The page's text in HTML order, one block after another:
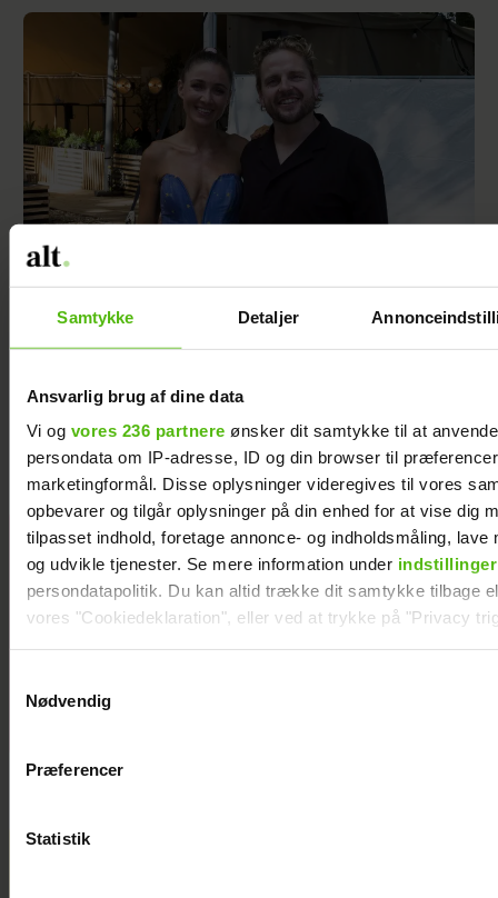
Samtykke Detaljer
Ansvarlig brug af dine data
Vi og vores 236 partnere ønsker dit samtykke til at
persondata om IP-adresse, ID og din browser til
marketingformål. Disse oplysninger videregives til vores
opbevarer og tilgår oplysninger på din enhed for at vise dig
tilpasset indhold, foretage annonce- og indholdsmåling, lave
og udvikle tjenester. Se mere information under indstillinger
persondatapolitik. Du kan altid trække dit samtykke tilbage
vores "Cookiedeklaration", eller ved at trykke på "Privacy
Vi anvender egne cookies og cookies fra tredjeparter til at
generere statistik og huske dine præferencer samt til brug
Nødvendig
Præferencer
Statistik
Kendt dansk influencer er død: Blev kun 27 år
Efter
forlovelsesnyh
ed: Kasper
Skak og Helena
Witt deler stor